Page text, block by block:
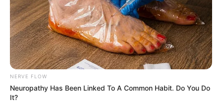
Die beliebtesten Museen in Deutschland:
NERVE FLOW
Neuropathy Has Been Linked To A Common Habit. Do You Do
It?